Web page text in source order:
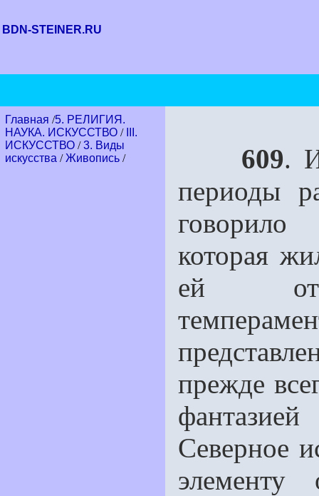
BDN-STEINER.RU
Главная /5. РЕЛИГИЯ.
НАУКА. ИСКУССТВО /
III.
ИСКУССТВО /3. Виды
искусства /Живопись / 609.
периоды
говорило
которая
ей
прежде
Северное
элементу